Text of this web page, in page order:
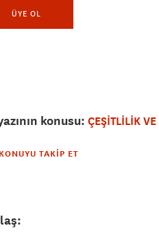
ÜYE OL
konusu: ÇEŞİTLİLİK
KONUYU TAKIP ET